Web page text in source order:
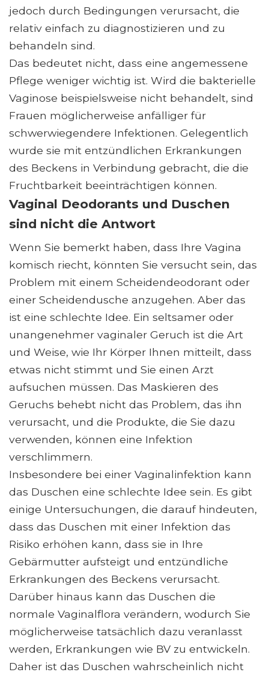
jedoch durch Bedingungen verursacht, die
relativ einfach zu diagnostizieren und zu
behandeln sind.
Das bedeutet nicht, dass eine angemessene
Pflege weniger wichtig ist. Wird die bakterielle
Vaginose beispielsweise nicht behandelt, sind
Frauen möglicherweise anfälliger für
schwerwiegendere Infektionen. Gelegentlich
wurde sie mit entzündlichen Erkrankungen
des Beckens in Verbindung gebracht, die die
Fruchtbarkeit beeinträchtigen können.
Vaginal Deodorants und Duschen
sind nicht die Antwort
Wenn Sie bemerkt haben, dass Ihre Vagina
komisch riecht, könnten Sie versucht sein, das
Problem mit einem Scheidendeodorant oder
einer Scheidendusche anzugehen. Aber das
ist eine schlechte Idee. Ein seltsamer oder
unangenehmer vaginaler Geruch ist die Art
und Weise, wie Ihr Körper Ihnen mitteilt, dass
etwas nicht stimmt und Sie einen Arzt
aufsuchen müssen. Das Maskieren des
Geruchs behebt nicht das Problem, das ihn
verursacht, und die Produkte, die Sie dazu
verwenden, können eine Infektion
verschlimmern.
Insbesondere bei einer Vaginalinfektion kann
das Duschen eine schlechte Idee sein. Es gibt
einige Untersuchungen, die darauf hindeuten,
dass das Duschen mit einer Infektion das
Risiko erhöhen kann, dass sie in Ihre
Gebärmutter aufsteigt und entzündliche
Erkrankungen des Beckens verursacht.
Darüber hinaus kann das Duschen die
normale Vaginalflora verändern, wodurch Sie
möglicherweise tatsächlich dazu veranlasst
werden, Erkrankungen wie BV zu entwickeln.
Daher ist das Duschen wahrscheinlich nicht